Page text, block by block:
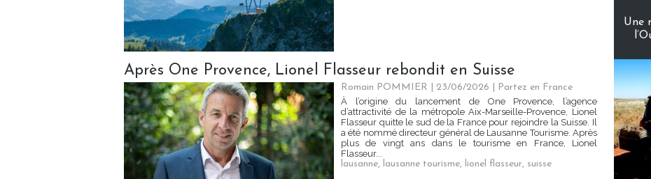
Après One Provence, Lionel Flasseur rebondit en Suisse
Romain POMMIER | 23/06/2026
Partez en France
À l’origine du lancement de One Provence, l’agence
d’attractivité de la métropole Aix-Marseille-Provence, Lionel
Flasseur quitte le sud de la France pour rejoindre la Suisse. Il
a été nommé directeur général de Lausanne Tourisme. Après
plus de vingt ans dans le tourisme en France, Lionel
Flasseur...
lausanne, lausanne tourisme, lionel flasseur, suisse
Une